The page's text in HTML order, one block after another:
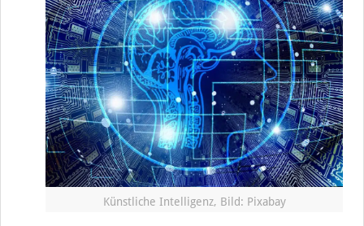
Künstliche Intelligenz, Bild: Pixabay